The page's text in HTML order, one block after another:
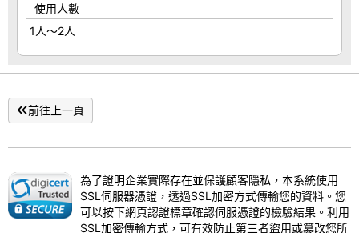
使用人數
1人～2人
前往上一頁
為了證明企業實際存在並保護顧客隱私，本系統使用
SSL伺服器憑證，透過SSL加密方式傳輸您的資料。您
可以按下網頁認證標章確認伺服憑證的檢驗結果。利用
SSL加密傳輸方式，可有效防止第三者盜用或篡改您所